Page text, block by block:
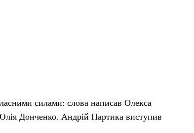
силами: слова написав Олекса
Донченко. Андрій Партика виступив